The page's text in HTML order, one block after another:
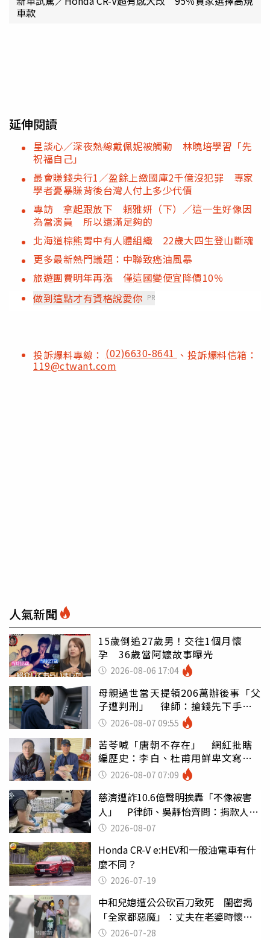
車款
延伸閱讀
星談心／深夜熱線戴佩妮被觸動 林曉培學習「先
祝福自己」
最會賺錢央行1／盈餘上繳國庫2千億沒犯罪 專家
學者憂暴賺背後台灣人付上多少代價
專訪 拿起跟放下 賴雅妍（下）／這一生好像因
為當演員 所以還滿足夠的
北海道棕熊胃中有人體組織 22歲大四生登山斷魂
更多最新熱門議題：中聯致癌油風暴
旅遊團費明年再漲 僅這國變便宜降價10％
做到這點才有資格說愛你 PR
投訴爆料專線： (02)6630-8641 、投訴爆料信箱：
119@ctwant.com
人氣新聞
15歲倒追27歲男！交往1個月懷
孕 36歲當阿嬤故事曝光
2026-08-06 17:04
母親過世當天提領206萬辦後事「父
子遭判刑」 律師：搶錢先下手是
罪 2026-08-07 09:55
苦苓喊「唐朝不存在」 網紅批瞎
編歷史：李白、杜甫用鮮卑文寫
詩？2026-08-07 07:09
慈濟遭詐10.6億聲明挨轟「不像被害
人」 P律師、吳靜怡齊問：捐款人有
權知道真相
2026-08-07
Honda CR-V e:HEV和一般油電車有什
麼不同？
2026-07-19
中和兒媳遭公公砍百刀致死 閨密揭
「全家都惡魔」：丈夫在老婆時懷孕
摔東西
2026-07-28